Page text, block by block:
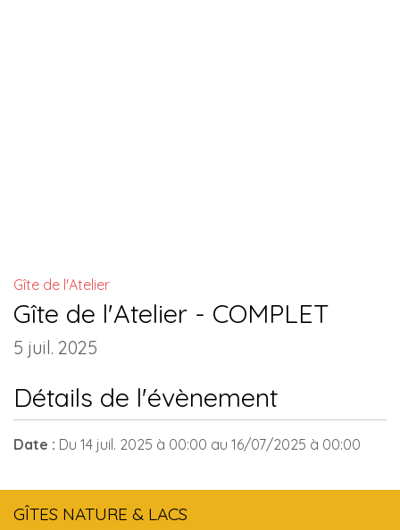
Gîte de l'Atelier
Gîte de l'Atelier - COMPLET
5 juil. 2025
Détails de l'évènement
Date : Du 14 juil. 2025 à 00:00 au 16/07/2025 à 00:00
GÎTES NATURE & LACS